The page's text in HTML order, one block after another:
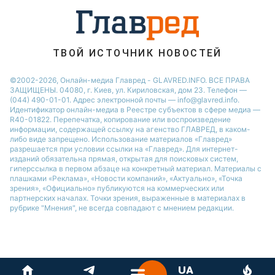
ТВОЙ ИСТОЧНИК НОВОСТЕЙ
©2002-2026, Онлайн-медиа Главред - GLAVRED.INFO. ВСЕ ПРАВА
ЗАЩИЩЕНЫ. 04080, г. Киев, ул. Кириловская, дом 23. Телефон —
(044) 490-01-01. Адрес электронной почты — info@glavred.info.
Идентификатор онлайн-медиа в Реестре cубъектов в сфере медиа —
R40-01822. Перепечатка, копирование или воспроизведение
информации, содержащей ссылку на агенство ГЛАВРЕД, в каком-
либо виде запрещено. Использование материалов «Главред»
разрешается при условии ссылки на «Главред». Для интернет-
изданий обязательна прямая, открытая для поисковых систем,
гиперссылка в первом абзаце на конкретный материал. Материалы с
плашками «Реклама», «Новости компаний», «Актуально», «Точка
зрения», «Официально» публикуются на коммерческих или
партнерских началах. Точки зрения, выраженные в материалах в
рубрике "Мнения", не всегда совпадают с мнением редакции.